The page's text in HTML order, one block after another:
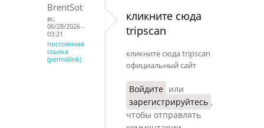
BrentSot
вс,
06/28/2026 -
03:21
постоянная
ссылка
(permalink)
кликните сюда
tripscan
кликните сюда tripscan
официальный сайт
Войдите или
зарегистрируйтесь ,
чтобы отправлять